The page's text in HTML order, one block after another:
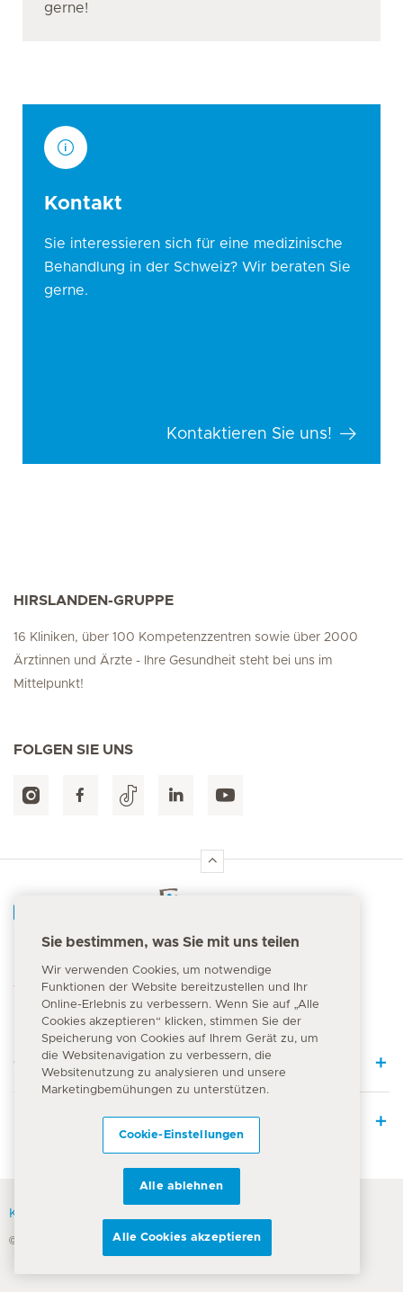
gerne!
Kontakt
Sie interessieren sich für eine medizinische
Behandlung in der Schweiz? Wir beraten Sie
gerne.
Kontaktieren Sie uns!
HIRSLANDEN-GRUPPE
16 Kliniken, über 100 Kompetenzzentren sowie über 2000
Ärztinnen und Ärzte - Ihre Gesundheit steht bei uns im
Mittelpunkt!
FOLGEN SIE UNS
144
Quick Links
Leistungsangebot
Kontakt
© Hirslanden-Gruppe 2026 Nutzungsbedingungen
Sie bestimmen, was Sie mit uns teilen
Wir verwenden Cookies, um notwendige
Funktionen der Website bereitzustellen und Ihr
Online-Erlebnis zu verbessern. Wenn Sie auf „Alle
Cookies akzeptieren“ klicken, stimmen Sie der
Speicherung von Cookies auf Ihrem Gerät zu, um
die Websitenavigation zu verbessern, die
Websitenutzung zu analysieren und unsere
Marketingbemühungen zu unterstützen.
Cookie-Einstellungen
Alle ablehnen
Alle Cookies akzeptieren